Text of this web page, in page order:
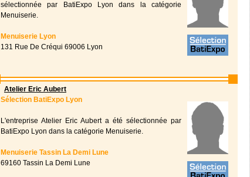
sélectionnée par BatiExpo Lyon dans la catégorie
Menuiserie.
Menuiserie Lyon
131 Rue De Créqui 69006 Lyon
Atelier Eric Aubert
Sélection BatiExpo Lyon
L'entreprise Atelier Eric Aubert a été sélectionnée par
BatiExpo Lyon dans la catégorie Menuiserie.
Menuiserie Tassin La Demi Lune
69160 Tassin La Demi Lune